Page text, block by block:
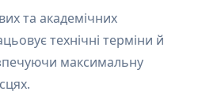
та академічних
технічні терміни й
максимальну